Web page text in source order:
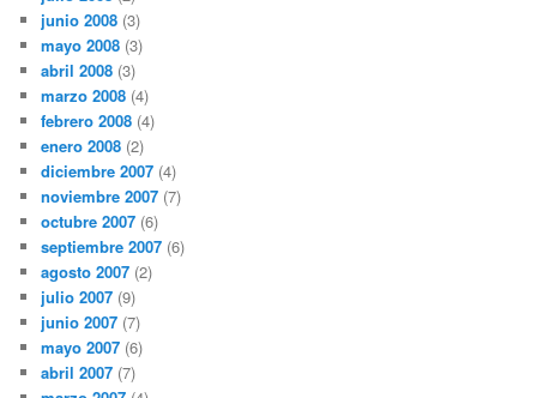
junio 2008 (3)
mayo 2008 (3)
abril 2008 (3)
marzo 2008 (4)
febrero 2008 (4)
enero 2008 (2)
diciembre 2007 (4)
noviembre 2007 (7)
octubre 2007 (6)
septiembre 2007 (6)
agosto 2007 (2)
julio 2007 (9)
junio 2007 (7)
mayo 2007 (6)
abril 2007 (7)